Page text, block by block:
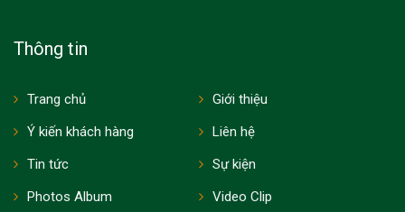
Thông tin
Trang chủ
Giới thiệu
Ý kiến khách hàng
Liên hệ
Tin tức
Sự kiện
Photos Album
Video Clip